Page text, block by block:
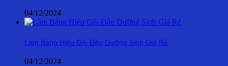
04/12/2024
Làm Bảng Hiệu Gội Đầu Dưỡng Sinh Giá Rẻ
04/12/2024